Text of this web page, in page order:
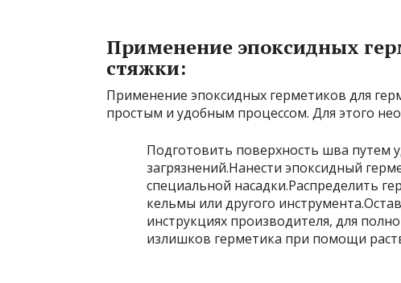
Применение эпоксидных
стяжки:
Применение эпоксидных герметиков для
простым и удобным процессом. Для этого
Подготовить поверхность шва путем
загрязнений.Нанести эпоксидный
специальной насадки.Распределить
кельмы или другого
инструкциях производителя, для
излишков герметика при помощи